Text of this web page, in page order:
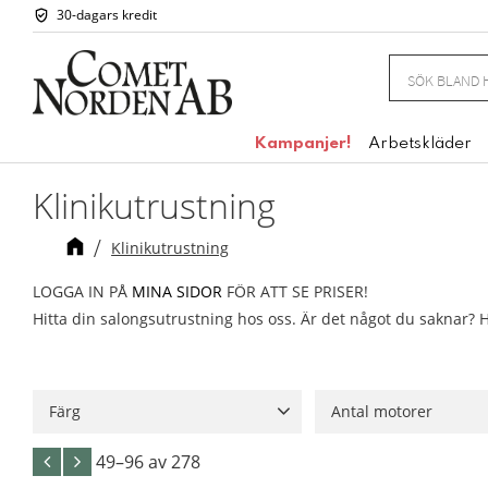
30-dagars kredit
Kampanjer! Arbetskläder
Klinikutrustning
Klinikutrustning
LOGGA IN PÅ MINA SIDOR FÖR ATT SE PRISER!
Hitta din salongsutrustning hos oss. Är det något du saknar?
Färg
Vit 25
Grön
Antal motorer
49–96av278